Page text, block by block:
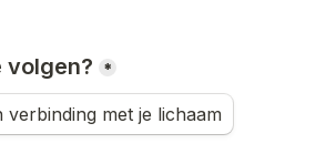
volgen? *
met je lichaam